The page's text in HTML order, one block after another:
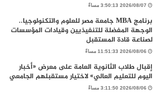
2026/08/07 3:50:13 مساءً
برنامج MBA جامعة مصر للعلوم والتكنولوجيا..
الوجهة المفضلة للتنفيذيين وقيادات المؤسسات
لصناعة قادة المستقبل
2026/08/06 11:51:33 مساءً
إقبال طلاب الثانوية العامة على معرض «أخبار
اليوم للتعليم العالي» لاختيار مستقبلهم الجامعي
2026/08/06 3:11:50 مساءً